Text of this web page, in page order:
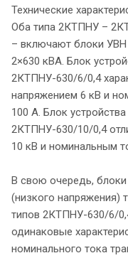
Технические
Оба типа 2КТПНУ –
– включают блоки
2×630 кВА. Блок
2КТПНУ-630/6/0,4
напряжением 6 кВ и
100 А. Блок
2КТПНУ-630/10/0,4
10 кВ и номинальным
В свою очередь, блоки
(низкого напряжения)
типов 2КТПНУ-630/6/
одинаковые
номинального тока